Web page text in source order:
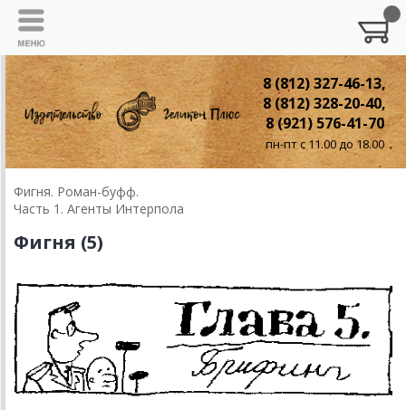
8 (812) 327-46-13,
8 (812) 328-20-40,
8 (921) 576-41-70
пн-пт с 11.00 до 18.00
Фигня. Роман-буфф.
Часть 1. Агенты Интерпола
Фигня (5)